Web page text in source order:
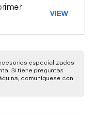
VIEW
especializados
Si tiene preguntas
comuníquese con